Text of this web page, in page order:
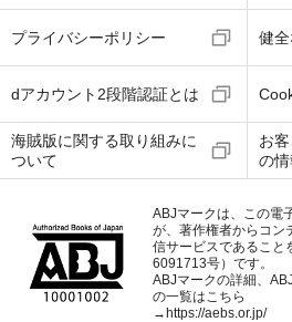
プライバシーポリシー 健
dアカウント2段階認証とは
海賊版に関する取り組みに
ついて
お
の
ABJマークは、この電
が、著作権者からコン
信サービスであること
6091713号）です。
ABJマークの詳細、
の一覧はこちら
→https://aebs.or.jp/